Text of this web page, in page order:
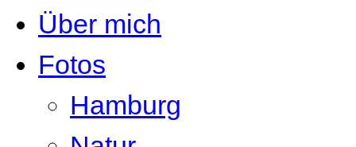
Über mich
Fotos
Hamburg